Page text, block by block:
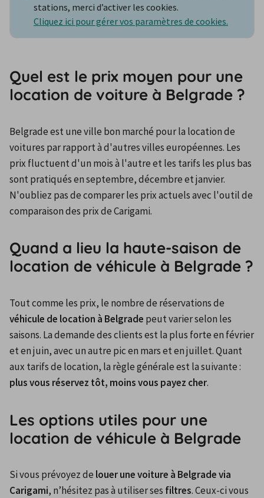
stations, merci d’activer les cookies.
Cliquez ici pour gérer vos paramètres de cookies.
Quel est le prix moyen pour une
location de voiture à Belgrade ?
Belgrade est une ville bon marché pour la location de
voitures par rapport à d'autres villes européennes. Les
prix fluctuent d'un mois à l'autre et les tarifs les plus bas
sont pratiqués en septembre, décembre et janvier.
N'oubliez pas de comparer les prix actuels avec l'outil de
comparaison des prix de Carigami.
Quand a lieu la haute-saison de
location de véhicule à Belgrade ?
véhicule de location à Belgrade peut varier selon les
saisons. La demande des clients est la plus forte en février
et en juin, avec un autre pic en mars et en juillet. Quant
plus vous réservez tôt, moins vous payez cher.
Les options utiles pour une
location de véhicule à Belgrade
Si vous prévoyez de louer une voiture à Belgrade via
Carigami, n’hésitez pas à utiliser ses filtres. Ceux-ci vous